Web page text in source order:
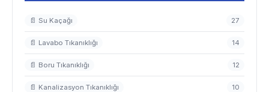
📄 Su Kaçağı 27
📄 Lavabo Tıkanıklığı 14
📄 Boru Tıkanıklığı 12
📄 Kanalizasyon Tıkanıklığı 10